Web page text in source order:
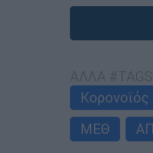
Κορονοϊός
ΜΕΘ